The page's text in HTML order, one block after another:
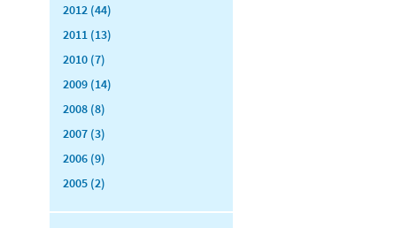
2012 (44)
2011 (13)
2010 (7)
2009 (14)
2008 (8)
2007 (3)
2006 (9)
2005 (2)